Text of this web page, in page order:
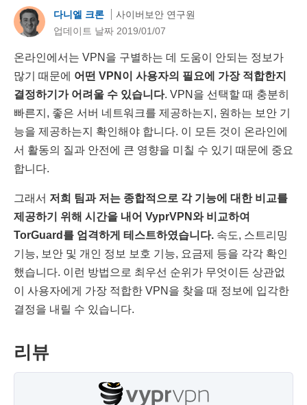
다니엘 크론
사이버보안 연구원
업데이트 날짜 2019/01/07
온라인에서는 VPN을 구별하는 데 도움이 안되는 정보가
많기 때문에 어떤 VPN이 사용자의 필요에 가장 적합한지
결정하기가 어려울 수 있습니다. VPN을 선택할 때 충분히
빠른지, 좋은 서버 네트워크를 제공하는지, 원하는 보안 기
능을 제공하는지 확인해야 합니다. 이 모든 것이 온라인에
서 활동의 질과 안전에 큰 영향을 미칠 수 있기 때문에 중요
합니다.
그래서 저희 팀과 저는 종합적으로 각 기능에 대한 비교를
제공하기 위해 시간을 내어 VyprVPN와 비교하여
TorGuard를 엄격하게 테스트하였습니다. 속도, 스트리밍
기능, 보안 및 개인 정보 보호 기능, 요금제 등을 각각 확인
했습니다. 이런 방법으로 최우선 순위가 무엇이든 상관없
이 사용자에게 가장 적합한 VPN을 찾을 때 정보에 입각한
결정을 내릴 수 있습니다.
리뷰